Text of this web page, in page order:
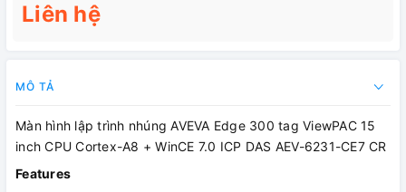
Liên hệ
MÔ TẢ
Màn hình lập trình nhúng AVEVA Edge 300 tag ViewPAC 15
inch CPU Cortex-A8 + WinCE 7.0 ICP DAS AEV-6231-CE7 CR
Features